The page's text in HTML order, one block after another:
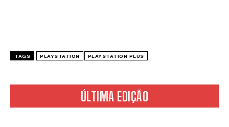
ÚLTIMA EDIÇÃO
TAGS PLAYSTATION PLAYSTATION PLUS